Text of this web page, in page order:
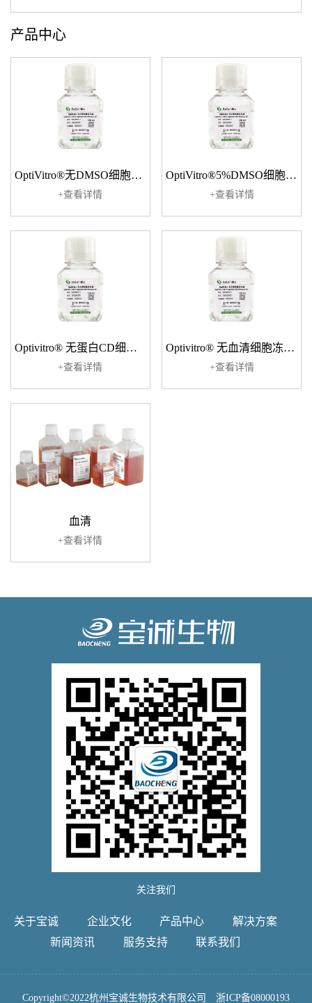
产品中心
OptiVitro®无DMSO细胞冻存液
+查看详情
OptiVitro®5%DMSO细胞冻存液
+查看详情
Optivitro® 无蛋白CD细胞冻存液
+查看详情
Optivitro® 无血清细胞冻存液
+查看详情
血清
+查看详情
关注我们
关于宝诚 企业文化 产品中心
解决方案
新闻资讯
服务支持 联系我们
Copyright©2022杭州宝诚生物技术有限公司 浙ICP备08000193